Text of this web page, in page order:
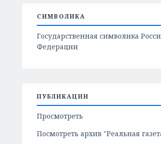
СИМВОЛИКА
Государственная символика
Федерации
ПУБЛИКАЦИИ
Просмотреть
Посмотреть архив "Реальная